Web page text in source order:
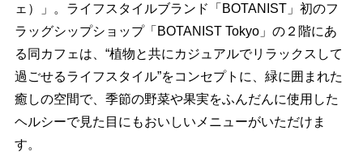
ェ）」。ライフスタイルブランド「BOTANIST」初のフ
ラッグシップショップ「BOTANIST Tokyo」の２階にあ
る同カフェは、“植物と共にカジュアルでリラックスして
過ごせるライフスタイル”をコンセプトに、緑に囲まれた
癒しの空間で、季節の野菜や果実をふんだんに使用した
ヘルシーで見た目にもおいしいメニューがいただけま
す。